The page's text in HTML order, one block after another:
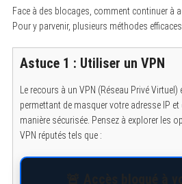
Face à des blocages, comment continuer à
Pour y parvenir, plusieurs méthodes
Astuce 1 : Utiliser un VPN
Le recours à un VPN (Réseau Privé
permettant de masquer votre adresse IP
manière sécurisée. Pensez à explorer les
VPN réputés tels que :